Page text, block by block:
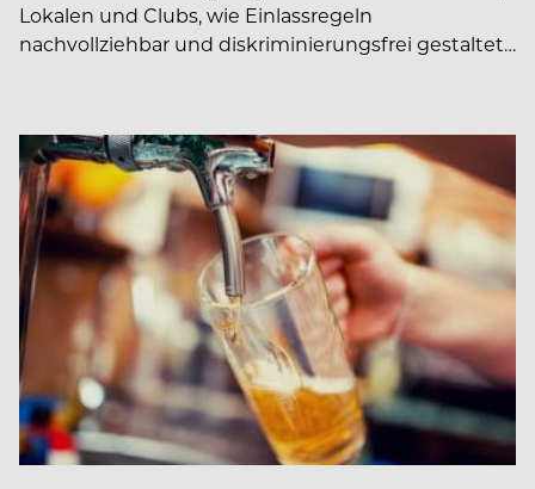
Lokalen und Clubs, wie Einlassregeln
nachvollziehbar und diskriminierungsfrei gestaltet…